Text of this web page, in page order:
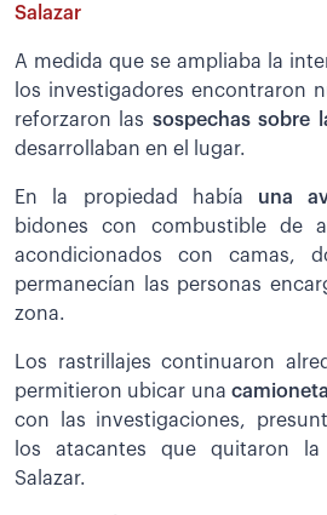
Salazar
A medida que se ampliaba la
los investigadores encontraron
reforzaron las sospechas sobre
desarrollaban en el lugar.
En la propiedad había una
bidones con combustible de
acondicionados con camas,
permanecían las personas
zona.
Los rastrillajes continuaron
permitieron ubicar una
con las investigaciones,
los atacantes que quitaron
Salazar.